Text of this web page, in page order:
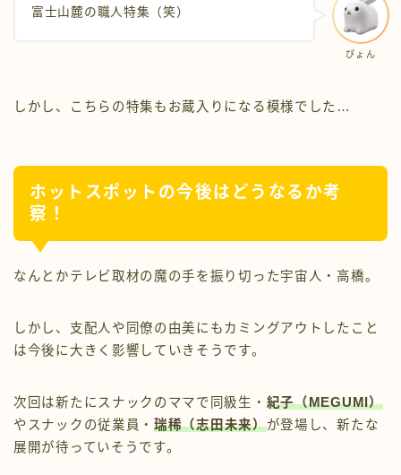
ぴょん
富士山麓の職人特集（笑）
しかし、こちらの特集もお蔵入りになる模様でした…
ホットスポットの今後はどうなるか考
察！
なんとかテレビ取材の魔の手を振り切った宇宙人・高橋。
しかし、支配人や同僚の由美にもカミングアウトしたこと
は今後に大きく影響していきそうです。
次回は新たにスナックのママで同級生・ 紀子（MEGUMI）
やスナックの従業員・ 瑞稀（志田未来）が登場し、新たな
展開が待っていそうです。